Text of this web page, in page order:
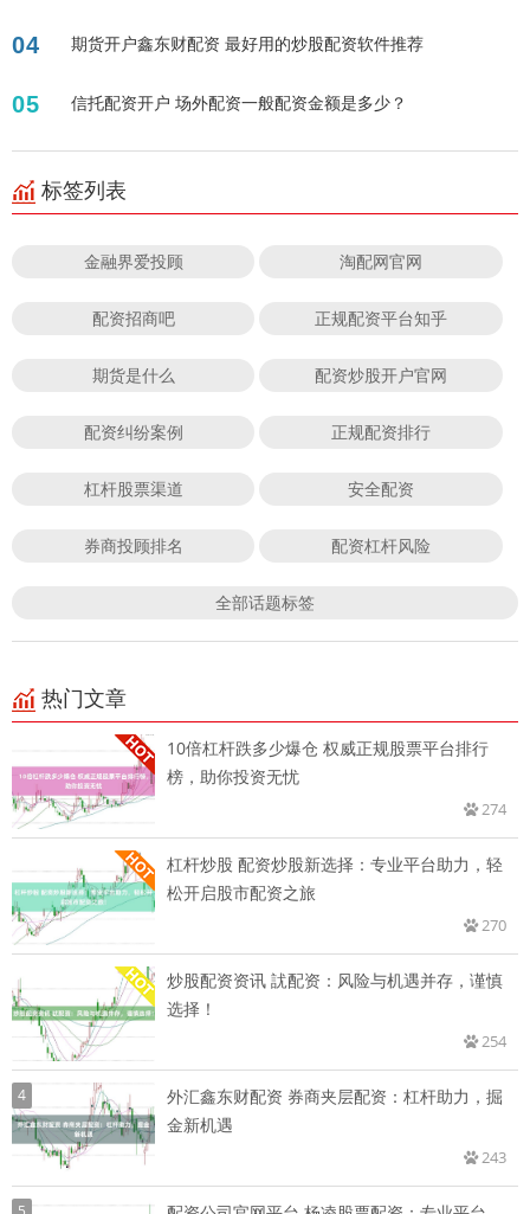
04 期货开户鑫东财配资 最好用的炒股配资软件推荐
05 信托配资开户 场外配资一般配资金额是多少？
标签列表
金融界爱投顾 淘配网官网
配资招商吧 正规配资平台知乎
期货是什么 配资炒股开户官网
配资纠纷案例 正规配资排行
杠杆股票渠道 安全配资
券商投顾排名 配资杠杆风险
全部话题标签
热门文章
10倍杠杆跌多少爆仓 权威正规股票平台排行
榜，助你投资无忧
274
杠杆炒股 配资炒股新选择：专业平台助力，轻
松开启股市配资之旅
270
炒股配资资讯 訧配资：风险与机遇并存，谨慎
选择！
254
4
外汇鑫东财配资 券商夹层配资：杠杆助力，掘
金新机遇
243